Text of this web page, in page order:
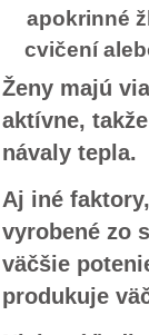
apokrinné
cvičení
Ženy majú
aktívne,
návaly tepla.
Aj iné
vyrobené zo
väčšie
produkuje